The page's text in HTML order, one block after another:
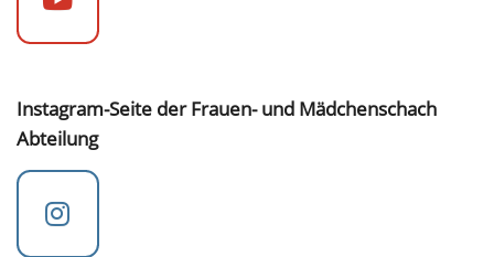
Instagram-Seite der Frauen- und Mädchenschach
Abteilung